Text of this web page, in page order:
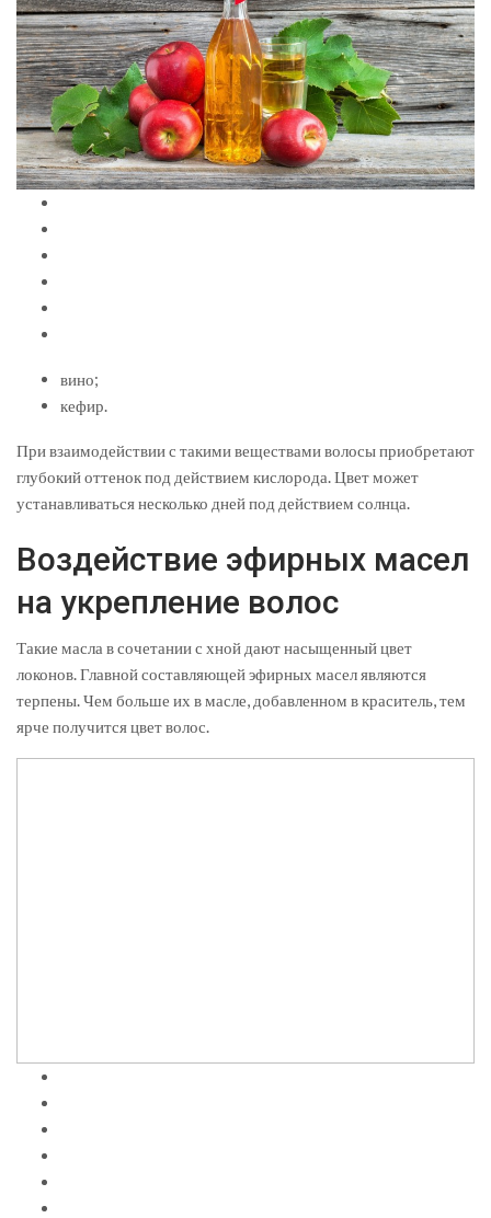
вино;
кефир.
При взаимодействии с такими веществами волосы приобретают
глубокий оттенок под действием кислорода. Цвет может
устанавливаться несколько дней под действием солнца.
Воздействие эфирных масел
на укрепление волос
Такие масла в сочетании с хной дают насыщенный цвет
локонов. Главной составляющей эфирных масел являются
терпены. Чем больше их в масле, добавленном в краситель, тем
ярче получится цвет волос.